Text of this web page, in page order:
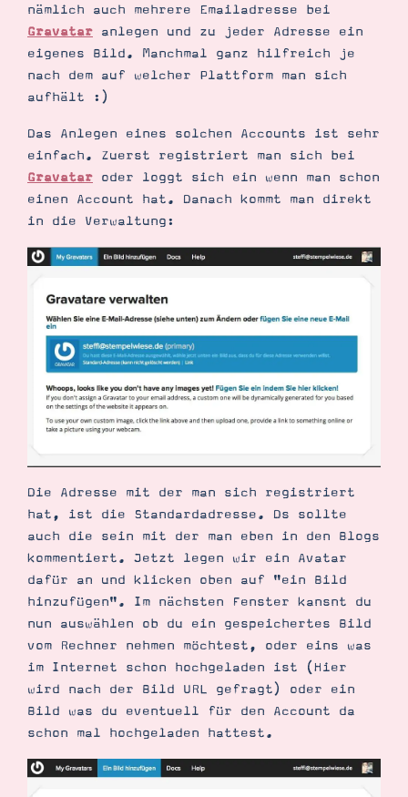
Suche Impressum Datenschutz
nämlich auch mehrere Emailadresse bei
Gravatar anlegen und zu jeder Adresse ein
eigenes Bild. Manchmal ganz hilfreich je
nach dem auf welcher Plattform man sich
aufhält :)
Das Anlegen eines solchen Accounts ist sehr
einfach. Zuerst registriert man sich bei
Gravatar oder loggt sich ein wenn man schon
einen Account hat. Danach kommt man direkt
in die Verwaltung:
Die Adresse mit der man sich registriert
hat, ist die Standardadresse. Ds sollte
auch die sein mit der man eben in den Blogs
kommentiert. Jetzt legen wir ein Avatar
dafür an und klicken oben auf "ein Bild
hinzufügen". Im nächsten Fenster kansnt du
nun auswählen ob du ein gespeichertes Bild
vom Rechner nehmen möchtest, oder eins was
im Internet schon hochgeladen ist (Hier
wird nach der Bild URL gefragt) oder ein
Bild was du eventuell für den Account da
schon mal hochgeladen hattest.